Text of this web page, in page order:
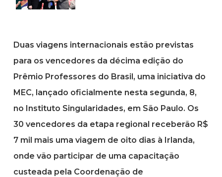
Duas viagens internacionais estão previstas
para os vencedores da décima edição do
Prêmio Professores do Brasil, uma iniciativa do
MEC, lançado oficialmente nesta segunda, 8,
no Instituto Singularidades, em São Paulo. Os
30 vencedores da etapa regional receberão R$
7 mil mais uma viagem de oito dias à Irlanda,
onde vão participar de uma capacitação
custeada pela Coordenação de